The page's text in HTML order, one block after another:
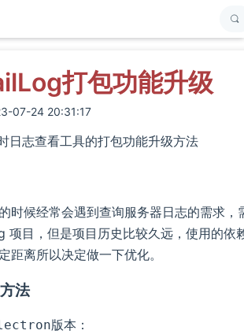
打包功能升级
07-24 20:31:17
日志查看工具的打包功能升级方法
时候经常会遇到查询服务器日志的需求
项目，但是项目历史比较久远，使用的
距离所以决定做一下优化。
法
版本：